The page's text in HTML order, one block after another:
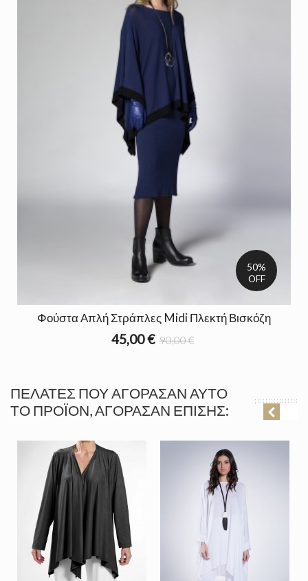
50%
OFF
Φούστα Απλή Στράπλες Midi Πλεκτή Βισκόζη
45,00 € 90,00 €
ΠΕΛΆΤΕΣ ΠΟΥ ΑΓΌΡΑΣΑΝ ΑΥΤΌ
ΤΟ ΠΡΟΪΌΝ, ΑΓΌΡΑΣΑΝ ΕΠΊΣΗΣ: